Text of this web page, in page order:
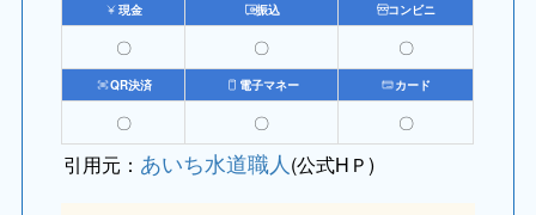
現金 振込 コンビニ
〇 〇 〇
QR決済 電子マネー カード
〇 〇 〇
引用元： あいち水道職人(公式HＰ)